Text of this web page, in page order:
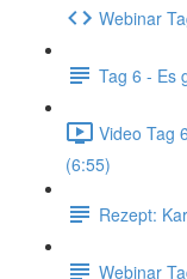
Webinar
Tag 6 - Es
Video Tag
(6:55)
Rezept:
Webinar